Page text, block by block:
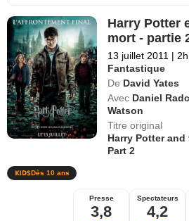
Harry Potter
mort - partie
13 juillet 2011 |
Fantastique
De David Yates
Avec Daniel
Watson
Titre original
Harry Potter
Part 2
Dès 10 ans
Presse
3,8
Spectateurs
4,2